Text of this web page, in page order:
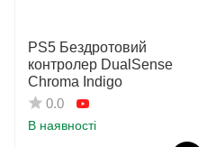
PS5 Бездротовий
контролер DualSense
Chroma Indigo
0.0
В наявності